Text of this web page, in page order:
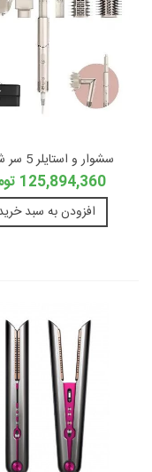
سشوار و استایلر 5 سر شارک
125,894,360 تومان
افزودن به سبد